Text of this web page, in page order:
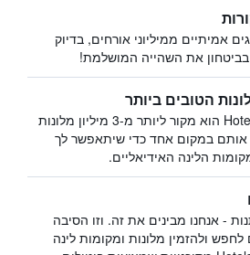
אמיתיים ממיליוני אורחים, בדיוק
בביטחון את השהייה המושלמת!
הטובים ביותר
HotelsCombined הוא מקור ליותר מ-3 מיליון מלונות
אותם במקום אחד כדי שיתאפשר לך
הלינה האידיאליים.
- אנחנו מבינים את זה. וזו הסיבה
ולהזמין מלונות ומקומות לינה